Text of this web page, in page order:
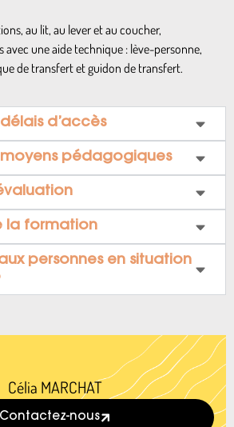
au lit, au lever et au coucher,
avec une aide technique : lève-personne,
de transfert et guidon de transfert.
d’accès
pédagogiques
la formation
personnes en situation
Célia MARCHAT
Contactez-nous